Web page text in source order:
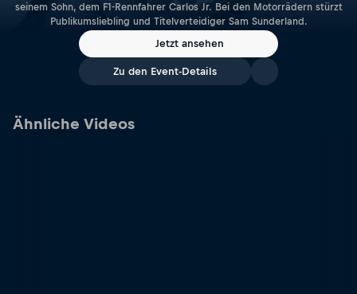
seinem Sohn, dem F1-Rennfahrer Carlos Jr. Bei den Motorrädern stürzt
Publikumsliebling und Titelverteidiger Sam Sunderland.
Jetzt ansehen
Zu den Event-Details
Ähnliche Videos